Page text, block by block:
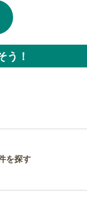
う！
を探す